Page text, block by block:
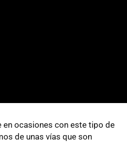
en ocasiones con este tipo de
de unas vías que son